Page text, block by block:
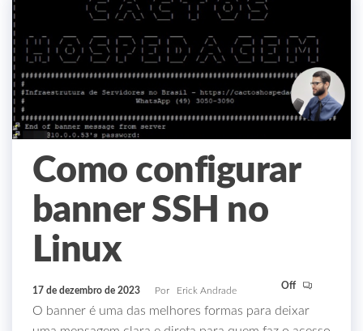
Como configurar
banner SSH no
Linux
17 de dezembro de 2023 Por Erick Andrade Off
O banner é uma das melhores formas para deixar